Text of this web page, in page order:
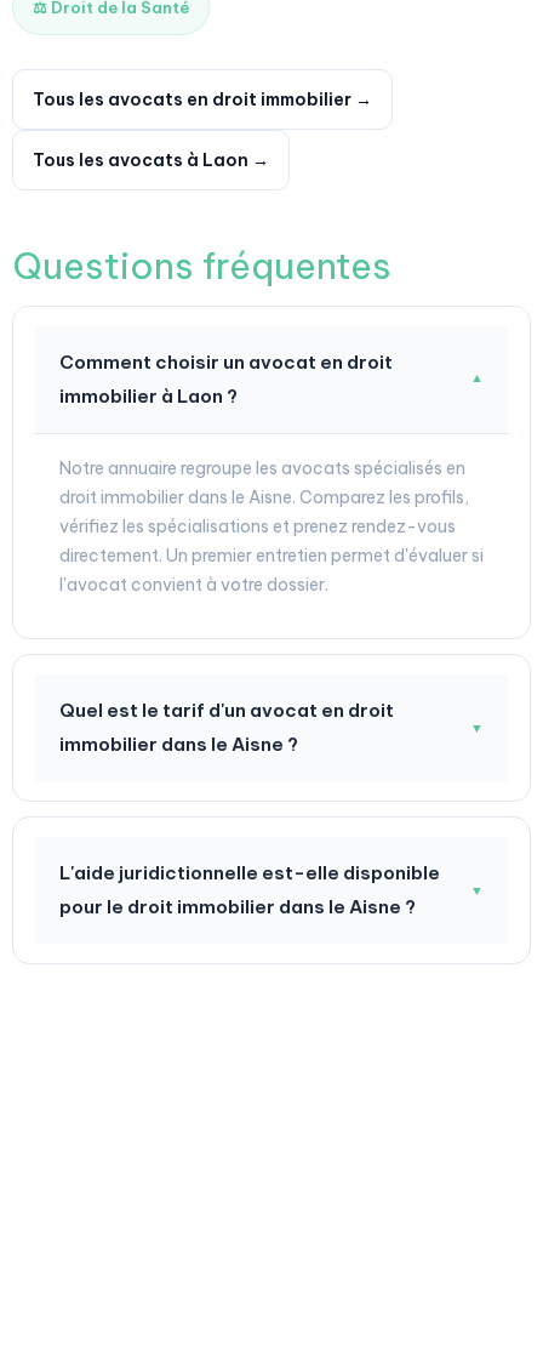
⚖️ Droit de la Santé
Tous les avocats en droit immobilier →
Tous les avocats à Laon →
Questions fréquentes
Comment choisir un avocat en droit
immobilier à Laon ?
▼
Notre annuaire regroupe les avocats spécialisés en
droit immobilier dans le Aisne. Comparez les profils,
vérifiez les spécialisations et prenez rendez-vous
directement. Un premier entretien permet d'évaluer si
l'avocat convient à votre dossier.
Quel est le tarif d'un avocat en droit
immobilier dans le Aisne ?
▼
L'aide juridictionnelle est-elle disponible
pour le droit immobilier dans le Aisne ?
▼